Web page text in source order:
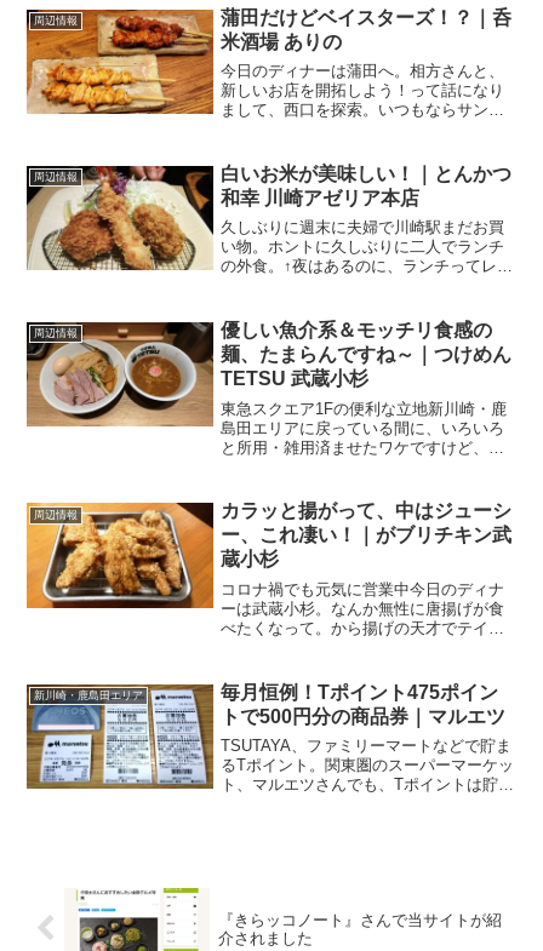
10分くらい。この両駅の間にあるの
が．．．稲田家 さんやき...
周辺情報
蒲田だけどベイスターズ！？｜呑
米酒場 ありの
今日のディナーは蒲田へ。相方さんと、
新しいお店を開拓しよう！って話になり
まして、西口を探索。いつもならサンロ
もサンライズと反対側に行ってみまし
た。JR＆東急多摩川線・池...
周辺情報
白いお米が美味しい！｜とんかつ
和幸 川崎アゼリア本店
久しぶりに週末に夫婦で川崎駅まだお買
い物。ホントに久しぶりに二人でランチ
の外食。↑夜はあるのに、ランチってレア
メッセ）の真ん中辺り、26番出口の近く
にある．．．と...
周辺情報
優しい魚介系＆モッチリ食感の
麺、たまらんですね～｜つけめん
TETSU 武蔵小杉
東急スクエア1Fの便利な立地新川崎・鹿
島田エリアに戻っている間に、いろいろ
と所用・雑用済ませたワケですけど、そ
お昼を取ることに。向かいました先は、
JR南武線と東急東横線...
周辺情報
カラッと揚がって、中はジューシ
ー、これ凄い！｜がブリチキン武
蔵小杉
コロナ禍でも元気に営業中今日のディナ
ーは武蔵小杉。なんか無性に唐揚げが食
べたくなって。から揚げの天才でテイク
駅、北口のバスロータリーを抜けて、東
横線のガードをくぐり、...
新川崎・鹿島田エリア
毎月恒例！Tポイント475ポイン
トで500円分の商品券｜マルエツ
TSUTAYA、ファミリーマートなどで貯ま
るTポイント。関東圏のスーパーマーケッ
ト、マルエツさんでも、Tポイントは貯ま
『きらッコノート』さんで当サイトが紹
介されました